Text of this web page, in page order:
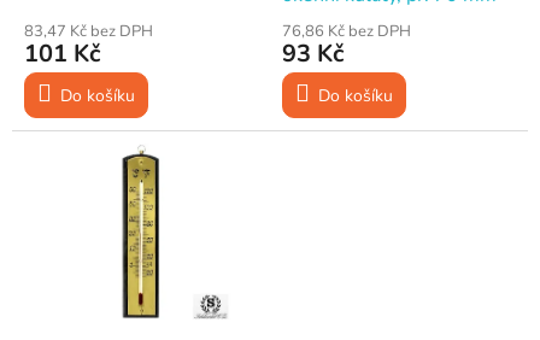
83,47 Kč bez DPH
101 Kč
Do košíku
76,86 Kč bez DPH
93 Kč
Do košíku